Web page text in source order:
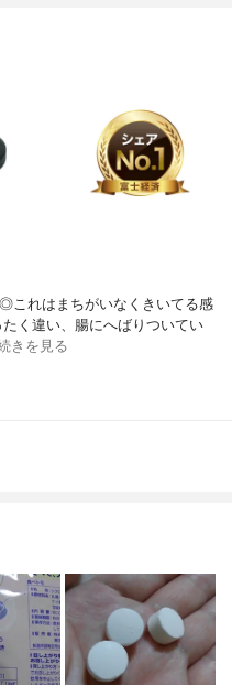
はまちがいなくきいてる感
く違い、腸にへばりついてい
きを見る